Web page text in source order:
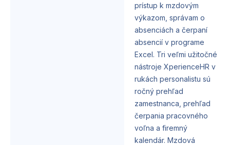
prístup k mzdovým
výkazom, správam o
absenciách a čerpaní
absencií v programe
Excel. Tri veľmi užitočné
nástroje XperienceHR v
rukách personalistu sú
ročný prehľad
zamestnanca, prehľad
čerpania pracovného
voľna a firemný
kalendár. Mzdová